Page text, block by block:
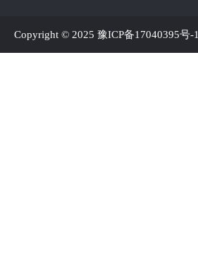
Copyright © 2025 豫ICP备17040395号-1